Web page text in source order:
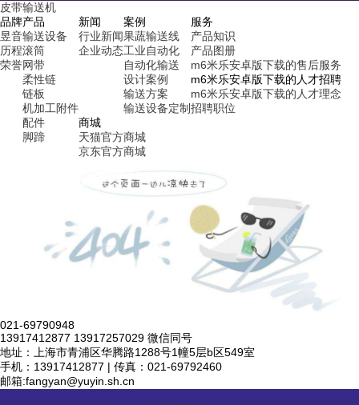
皮带输送机
品牌
昱音
历程
荣誉
产品
输送设备
滚筒
网带
柔性链
链板
机加工附件
配件
脚蹄
新闻
行业新闻
企业动态
案例
果蔬输送线
工业自动化
自动化输送
设计案例
输送方案
输送设备定制
服务
产品知识
产品图册
m6米乐安卓版下载的售后服务
m6米乐安卓版下载的人才招聘
m6米乐安卓版下载的人才理念
招聘职位
商城
天猫官方商城
京东官方商城
021-69790948
13917412877 13917257029 微信同号
地址：上海市青浦区华腾路1288号1幢5层b区549室
手机：13917412877 | 传真：021-69792460
邮箱:fangyan@yuyin.sh.cn